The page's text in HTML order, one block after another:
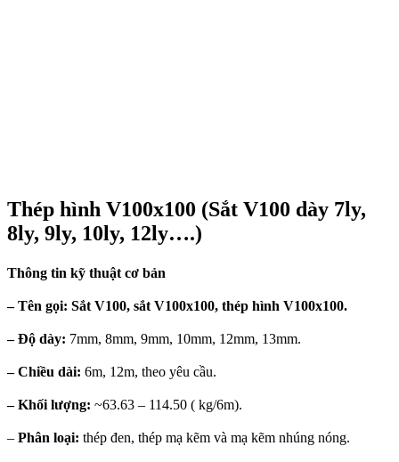
Thép hình V100x100 (Sắt V100 dày 7ly,
8ly, 9ly, 10ly, 12ly….)
Thông tin kỹ thuật cơ bản
– Tên gọi: Sắt V100, sắt V100x100, thép hình V100x100.
– Độ dày: 7mm, 8mm, 9mm, 10mm, 12mm, 13mm.
– Chiều dài: 6m, 12m, theo yêu cầu.
– Khối lượng: ~63.63 – 114.50 ( kg/6m).
– Phân loại: thép đen, thép mạ kẽm và mạ kẽm nhúng nóng.